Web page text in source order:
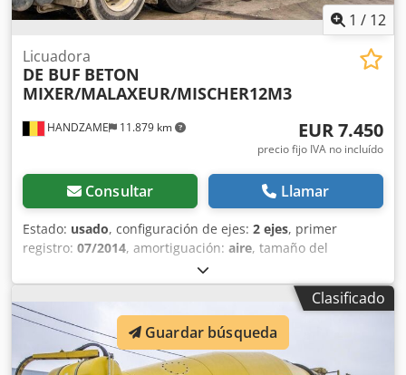
1 / 12
HANDZAME 11.879 km
Licuadora
DE BUF BETON
MIXER/MALAXEUR/MISCHER12M3
EUR 7.450
precio fijo IVA no incluído
Consultar Llamar
Estado: usado, configuración de ejes: 2 ejes, primer
registro: 07/2014, amortiguación: aire, tamaño del
, distancia entre ejes:
Año de fabricación:2014, Material utilizable: hormigón
Dcsdpfxouc Ehne Agdsk Medida de los neumáticos:
425/65R22,5 Suspensión: suspensión neumática Tracción:
ruedas MMA: 36.000 kg
Clasificado
Guardar búsqueda